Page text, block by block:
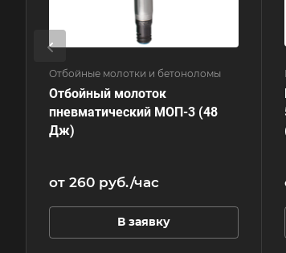
Отбойные молотки и бетоноломы
Отбойный молоток
пневматический МОП-3 (48
Дж)
от 260 руб./час
В заявку